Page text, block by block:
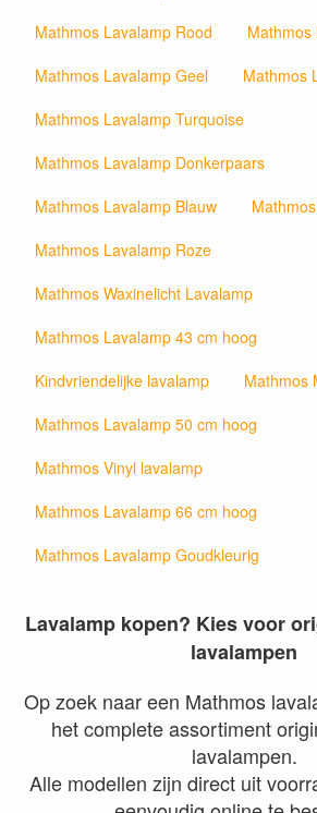
Mathmos Lavalamp Rood
Mathmos
Mathmos Lavalamp Geel
Mathmos
Mathmos Lavalamp Turquoise
Mathmos Lavalamp Donkerpaars
Mathmos Lavalamp Blauw
Mathmos Lavalamp Roze
Mathmos Waxinelicht Lavalamp
Mathmos Lavalamp 43 cm hoog
Kindvriendelijke lavalamp
Mathmos
Mathmos Lavalamp 50 cm hoog
Mathmos Vinyl lavalamp
Mathmos Lavalamp 66 cm hoog
Mathmos Lavalamp Goudkleurig
Lavalamp kopen? Kies voor
lavalampen
Op zoek naar een Mathmos
het complete assortiment
lavalampen.
Alle modellen zijn direct uit